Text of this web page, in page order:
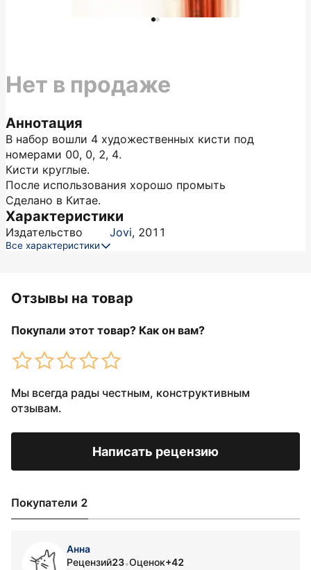
Аннотация
В набор вошли 4 художественных кисти под
номерами 00, 0, 2, 4.
Кисти круглые.
После использования хорошо промыть
Сделано в Китае.
Характеристики
Издательство Jovi, 2011
Все характеристики
Нет в продаже
Отзывы на товар
Покупали этот товар? Как он вам?
Мы всегда рады честным, конструктивным
отзывам.
Написать рецензию
Покупатели 2
Анна
Рецензий23•Оценок+42